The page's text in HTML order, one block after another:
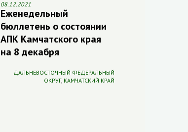
08.12.2021
Еженедельный
бюллетень о состоянии
АПК Камчатского края
на 8 декабря
ДАЛЬНЕВОСТОЧНЫЙ ФЕДЕРАЛЬНЫЙ
ОКРУГ, КАМЧАТСКИЙ КРАЙ